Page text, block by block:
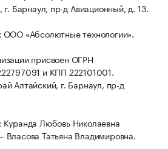
Барнаул, пр-д Авиационный, д. 13.
ООО «Абсолютные технологии».
присвоен ОГРН
и КПП 222101001.
Алтайский, г. Барнаул, пр-д
Куранда Любовь Николаевна
Татьяна Владимировна.